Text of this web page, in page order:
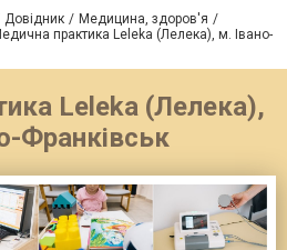
Довідник
Медицина, здоров'я
практика Leleka (Лелека), м. Івано-
Leleka (Лелека),
Франківськ